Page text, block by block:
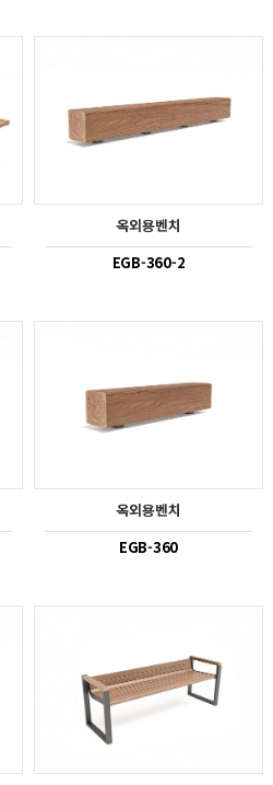
옥외용벤치
EGB-360-2
옥외용벤치
EGB-360